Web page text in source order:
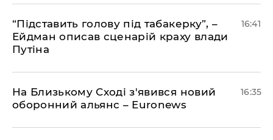
​“Підставить голову під табакерку”, –
Ейдман описав сценарій краху влади
Путіна
16:41
На Близькому Сході з'явився новий
оборонний альянс – Euronews
16:35